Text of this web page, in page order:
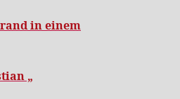
in einem
„